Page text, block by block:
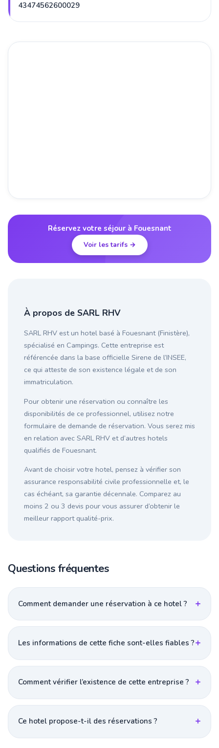
43474562600029
Réservez votre séjour à Fouesnant
Voir les tarifs →
À propos de SARL RHV
SARL RHV est un hotel basé à Fouesnant (Finistère),
spécialisé en Campings. Cette entreprise est
référencée dans la base officielle Sirene de l’INSEE,
ce qui atteste de son existence légale et de son
immatriculation.
Pour obtenir une réservation ou connaître les
disponibilités de ce professionnel, utilisez notre
formulaire de demande de réservation. Vous serez mis
en relation avec SARL RHV et d’autres hotels
qualifiés de Fouesnant.
Avant de choisir votre hotel, pensez à vérifier son
assurance responsabilité civile professionnelle et, le
cas échéant, sa garantie décennale. Comparez au
moins 2 ou 3 devis pour vous assurer d’obtenir le
meilleur rapport qualité-prix.
Questions fréquentes
Comment demander une réservation à ce hotel ?
Les informations de cette fiche sont-elles fiables ?
Comment vérifier l’existence de cette entreprise ?
Ce hotel propose-t-il des réservations ?